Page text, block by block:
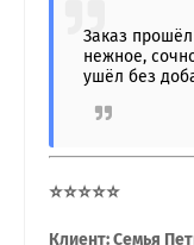
Заказ
нежное,
ушёл без
⭐⭐⭐⭐⭐
Клиент: Семья